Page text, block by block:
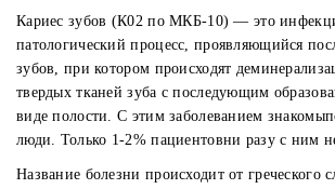
Кариес зубов (К02 по МКБ-10) — это
патологический процесс, проявляющийся
зубов, при котором происходят
твердых тканей зуба с последующим
виде полости. С этим заболеванием
люди. Только 1-2% пациентовни разу с ним
Название болезни происходит от греческого